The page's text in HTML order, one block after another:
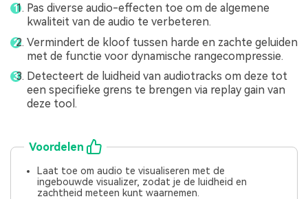
Pas diverse audio-effecten toe om de algemene
kwaliteit van de audio te verbeteren.
Vermindert de kloof tussen harde en zachte geluiden
met de functie voor dynamische rangecompressie.
Detecteert de luidheid van audiotracks om deze tot
een specifieke grens te brengen via replay gain van
deze tool.
Voordelen
Laat toe om audio te visualiseren met de
ingebouwde visualizer, zodat je de luidheid en
zachtheid meteen kunt waarnemen.